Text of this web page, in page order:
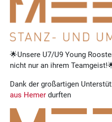
🌟Unsere U7/U9 Young
nicht nur an ihrem
Dank der großartigen
aus Hemer durften